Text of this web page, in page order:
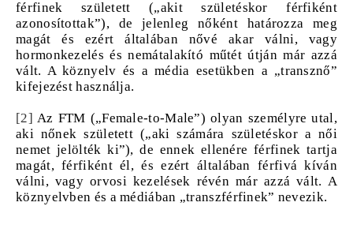
férfinek született („akit születéskor férfiként
azonosítottak”), de jelenleg nőként határozza meg
magát és ezért általában nővé akar válni, vagy
hormonkezelés és nemátalakító műtét útján már azzá
vált. A köznyelv és a média esetükben a „transznő”
kifejezést használja.
[2] Az FTM („Female-to-Male”) olyan személyre utal,
aki nőnek született („aki számára születéskor a női
nemet jelölték ki”), de ennek ellenére férfinek tartja
magát, férfiként él, és ezért általában férfivá kíván
válni, vagy orvosi kezelések révén már azzá vált. A
köznyelvben és a médiában „transzférfinek” nevezik.